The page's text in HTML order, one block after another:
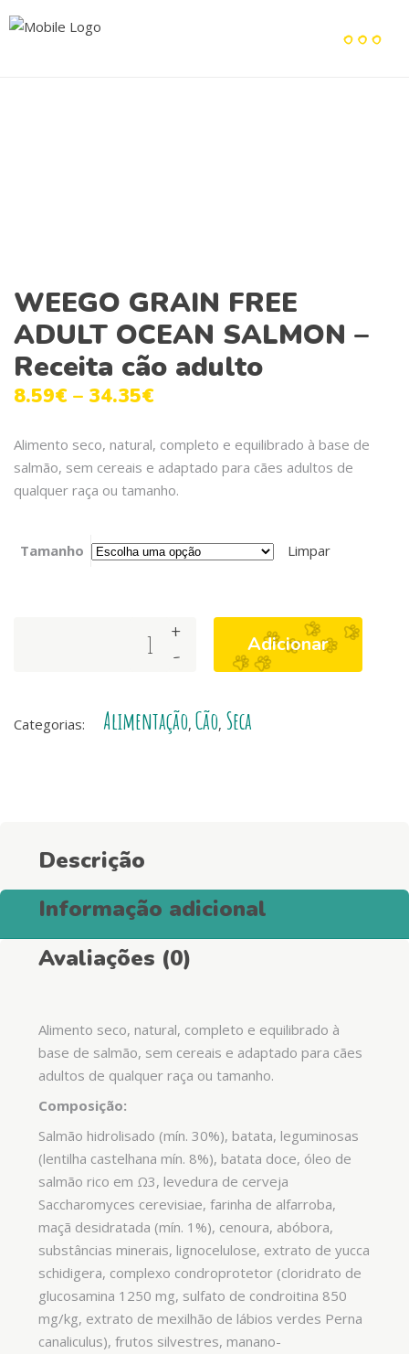
WEEGO GRAIN FREE
ADULT OCEAN SALMON –
Receita cão adulto
8.59€ – 34.35€
Alimento seco, natural, completo e equilibrado à base de
salmão, sem cereais e adaptado para cães adultos de
qualquer raça ou tamanho.
Tamanho Limpar
OCEAN
quantity
-
+ Adicionar
Categorias: Alimentação, Cão, Seca
Descrição
Informação adicional
Avaliações (0)
Alimento seco, natural, completo e equilibrado à
base de salmão, sem cereais e adaptado para cães
adultos de qualquer raça ou tamanho.
Composição:
Salmão hidrolisado (mín. 30%), batata, leguminosas
(lentilha castelhana mín. 8%), batata doce, óleo de
salmão rico em Ω3, levedura de cerveja
Saccharomyces cerevisiae, farinha de alfarroba,
maçã desidratada (mín. 1%), cenoura, abóbora,
substâncias minerais, lignocelulose, extrato de yucca
schidigera, complexo condroprotetor (cloridrato de
glucosamina 1250 mg, sulfato de condroitina 850
mg/kg, extrato de mexilhão de lábios verdes Perna
canaliculus), frutos silvestres, manano-